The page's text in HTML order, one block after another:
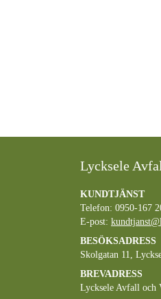
Lycksele
KUNDTJÄNST
Telefon: 0950-167
E-post:
BESÖKSADRESS
Skolgatan 11,
BREVADRESS
Lycksele Avfall och